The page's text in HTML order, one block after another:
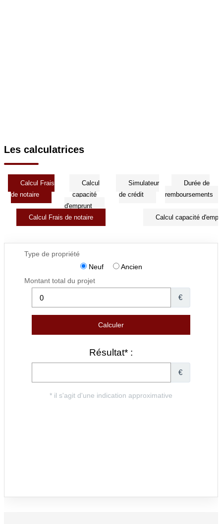
Les calculatrices
Calcul Frais
de notaire
Calcul
capacité
d'emprunt
Simulateur
de crédit
Durée de
remboursements
Calcul Frais de notaire Calcul capacité